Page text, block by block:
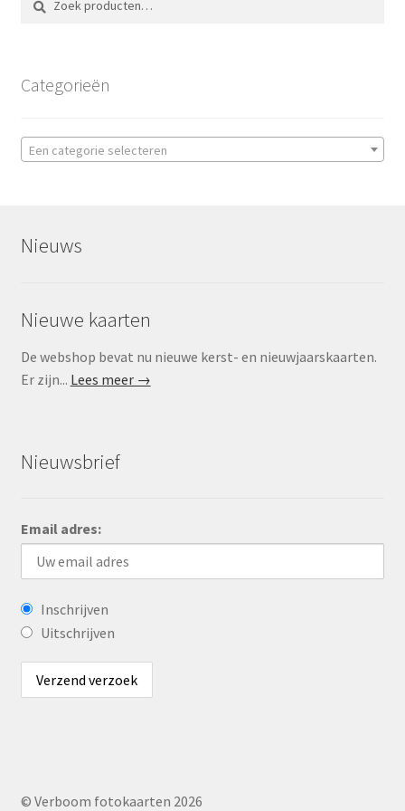
naar:
Categorieën
Een categorie selecteren
Nieuws
Nieuwe kaarten
De webshop bevat nu nieuwe kerst- en nieuwjaarskaarten.
Er zijn... Lees meer →
Nieuwsbrief
Email adres:
Inschrijven
Uitschrijven
© Verboom fotokaarten 2026